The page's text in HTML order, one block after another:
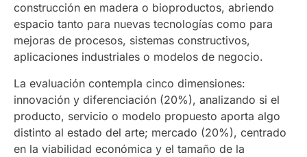
construcción en madera o bioproductos, abriendo
espacio tanto para nuevas tecnologías como para
mejoras de procesos, sistemas constructivos,
aplicaciones industriales o modelos de negocio.
La evaluación contempla cinco dimensiones:
innovación y diferenciación (20%), analizando si el
producto, servicio o modelo propuesto aporta algo
distinto al estado del arte; mercado (20%), centrado
en la viabilidad económica y el tamaño de la